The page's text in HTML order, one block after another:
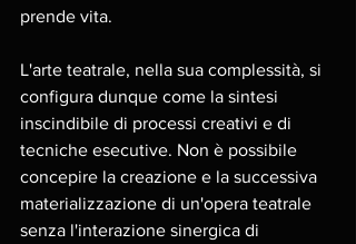
prende vita.
L'arte teatrale, nella sua complessità, si
configura dunque come la sintesi
inscindibile di processi creativi e di
tecniche esecutive. Non è possibile
concepire la creazione e la successiva
materializzazione di un'opera teatrale
senza l'interazione sinergica di